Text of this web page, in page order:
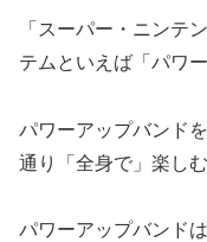
「スーパー・ニンテ
テムといえば「パワ
パワーアップバンド
通り「全身で」楽し
パワーアップバンド